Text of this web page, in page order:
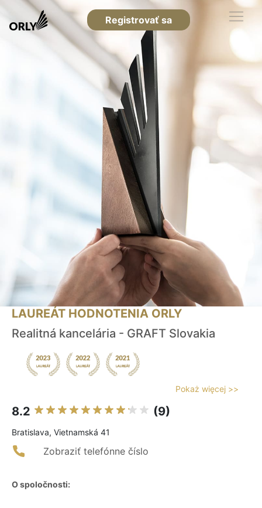
Registrovať sa
LAUREÁT HODNOTENIA ORLY
Realitná kancelária - GRAFT Slovakia
Pokaż więcej >>
8.2 (9)
Bratislava, Vietnamská 41
Zobraziť telefónne číslo
O spoločnosti: